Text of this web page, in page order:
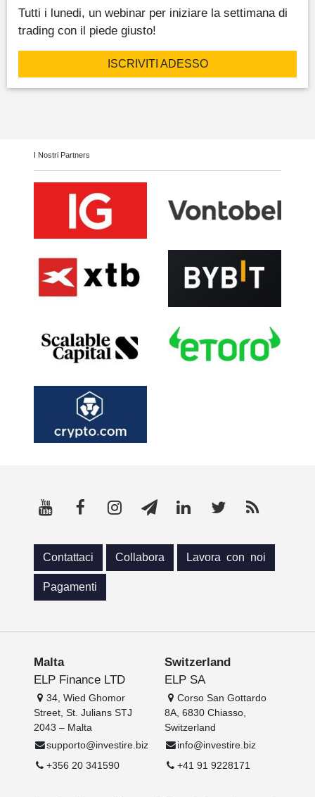
Tutti i lunedi, un webinar per iniziare la settimana di
trading con il piede giusto!
ISCRIVITI ADESSO
I Nostri Partners
Contattaci Collabora Lavora con noi
Pagamenti
Malta
ELP Finance LTD
34, Wied Ghomor
Street, St. Julians STJ
2043 – Malta
supporto@investire.biz
+356 20 341590
Switzerland
ELP SA
Corso San Gottardo
8A, 6830 Chiasso,
Switzerland
info@investire.biz
+41 91 9228171